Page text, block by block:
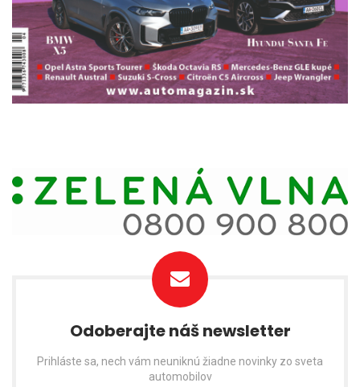
Odoberajte náš newsletter
Prihláste sa, nech vám neuniknú žiadne novinky zo sveta
automobilov